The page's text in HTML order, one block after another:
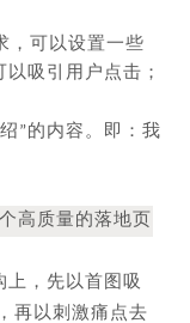
，可以设置一些
吸引用户点击；
”的内容。即：我
上，先以首图吸
再以刺激痛点去